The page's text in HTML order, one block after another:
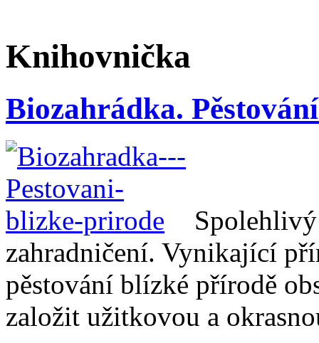
Knihovnička
Biozahrádka.
zahradničení. Vynikající
pěstování blízké přírodě
založit užitkovou a